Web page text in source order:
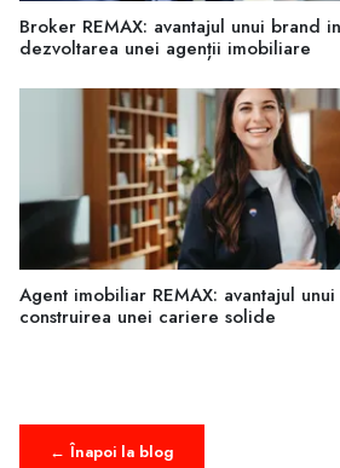
Broker REMAX: avantajul unui brand
dezvoltarea unei agenții imobiliare
Agent imobiliar REMAX: avantajul
construirea unei cariere solide
← Înapoi la blog